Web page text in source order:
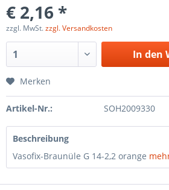
€ 2,16 *
zzgl. MwSt.zzgl. Versandkosten
In den
Merken
Artikel-Nr.: SOH2009330
Beschreibung
Vasofix-Braunüle G 14-2,2 orange